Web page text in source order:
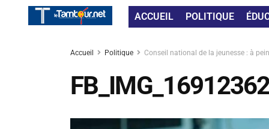
ACCUEIL POLITIQUE
Accueil Politique Conseil national de la jeunesse : à